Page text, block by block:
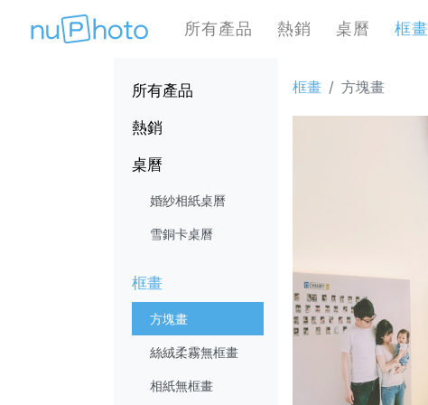
所有產品 熱銷 桌曆 框畫
所有產品
熱銷
桌曆
婚紗相紙桌曆
雪銅卡桌曆
框畫
方塊畫
絲絨柔霧無框畫
相紙無框畫
框畫 方塊畫